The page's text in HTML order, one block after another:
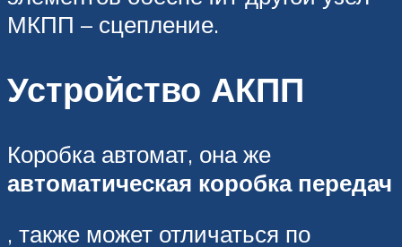
МКПП – сцепление.
Устройство АКПП
Коробка автомат, она же
автоматическая коробка передач
, также может отличаться по